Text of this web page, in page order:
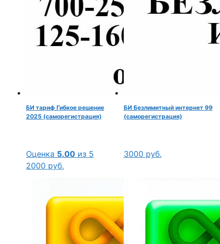
БИ тариф Гибкое решение
2025 (саморегистрация)
Оценка 5.00 из 5
2000 руб.
БИ Безлимитный интернет 99
(саморегистрация)
3000 руб.